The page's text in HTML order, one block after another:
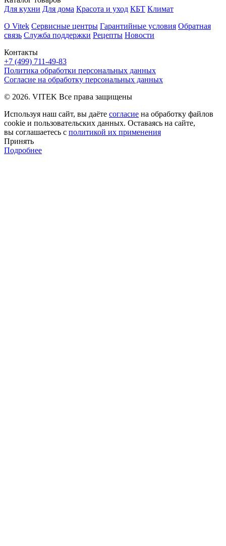
Контакты
+7 (499) 711-49-83
Для кухни Для дома Красота и уход КБТ Климат
О Vitek Сервисные центры Гарантийные условия Обратная
связь Служба поддержки Рецепты Новости
Политика обработки персональных данных
Согласие на обработку персональных данных
© 2026. VITEK Все права защищены
Используя наш сайт, вы даёте согласие на обработку файлов
cookie и пользовательских данных. Оставаясь на сайте,
вы соглашаетесь с политикой их применения
Принять
Подробнее